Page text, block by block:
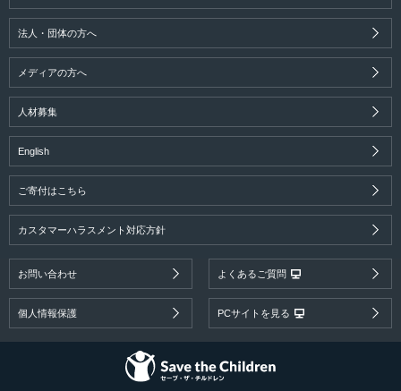
法人・団体の方へ
メディアの方へ
人材募集
English
ご寄付はこちら
カスタマーハラスメント対応方針
お問い合わせ よくあるご質問
個人情報保護 PCサイトを見る